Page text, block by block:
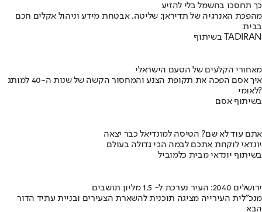
כך תחסכו בחשמל בלי להזיע
מהפכת האנרגיה של תדיראן: שליטה, אבטחת מידע וניהול אקלים חכם
בבית
בשיתוף TADIRAN
מאחורי הקלעים של הטעם הישראלי
איך אסם הפכה את תקופת הצנע והמחסור הקשה של שנות ה-40 למותג
לאומי?
בשיתוף אסם
אתם עוד לא שם? הטיסה למונדיאל כבר יצאה
יונדאי לוקחת אתכם לבמה הכי גדולה בעולם
בשיתוף יונדאי מבית כלמוביל
ירושלים 2040: העיר נערכת ל- 1.5 מליון תושבים
מנכ"לית העירייה מציגה תוכנית להשארת הצעירים ובניית עתיד הדור
הבא